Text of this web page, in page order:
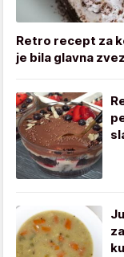
Retro recept za
je bila glavna